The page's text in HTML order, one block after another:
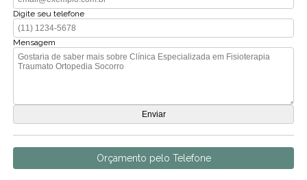
Digite seu telefone
Mensagem
Orçamento pelo Telefone